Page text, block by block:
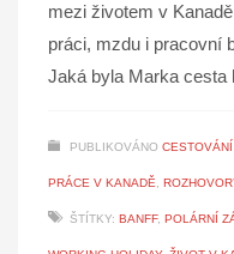
mezi životem v
práci, mzdu i pracovní
Jaká byla Marka cesta
PUBLIKOVÁNO
PRÁCE V KANADĚ,
ŠTÍTKY: BANFF, POLÁRNÍ